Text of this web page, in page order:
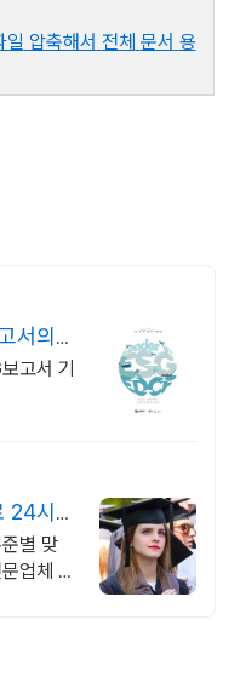
일 압축해서 전체 문서 용
서의
고서 기
24시
별 맞
업체 파